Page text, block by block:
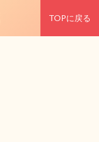
TOPに戻る